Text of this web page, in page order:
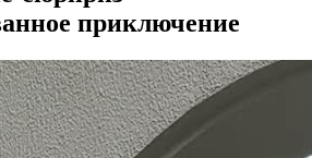
приключение